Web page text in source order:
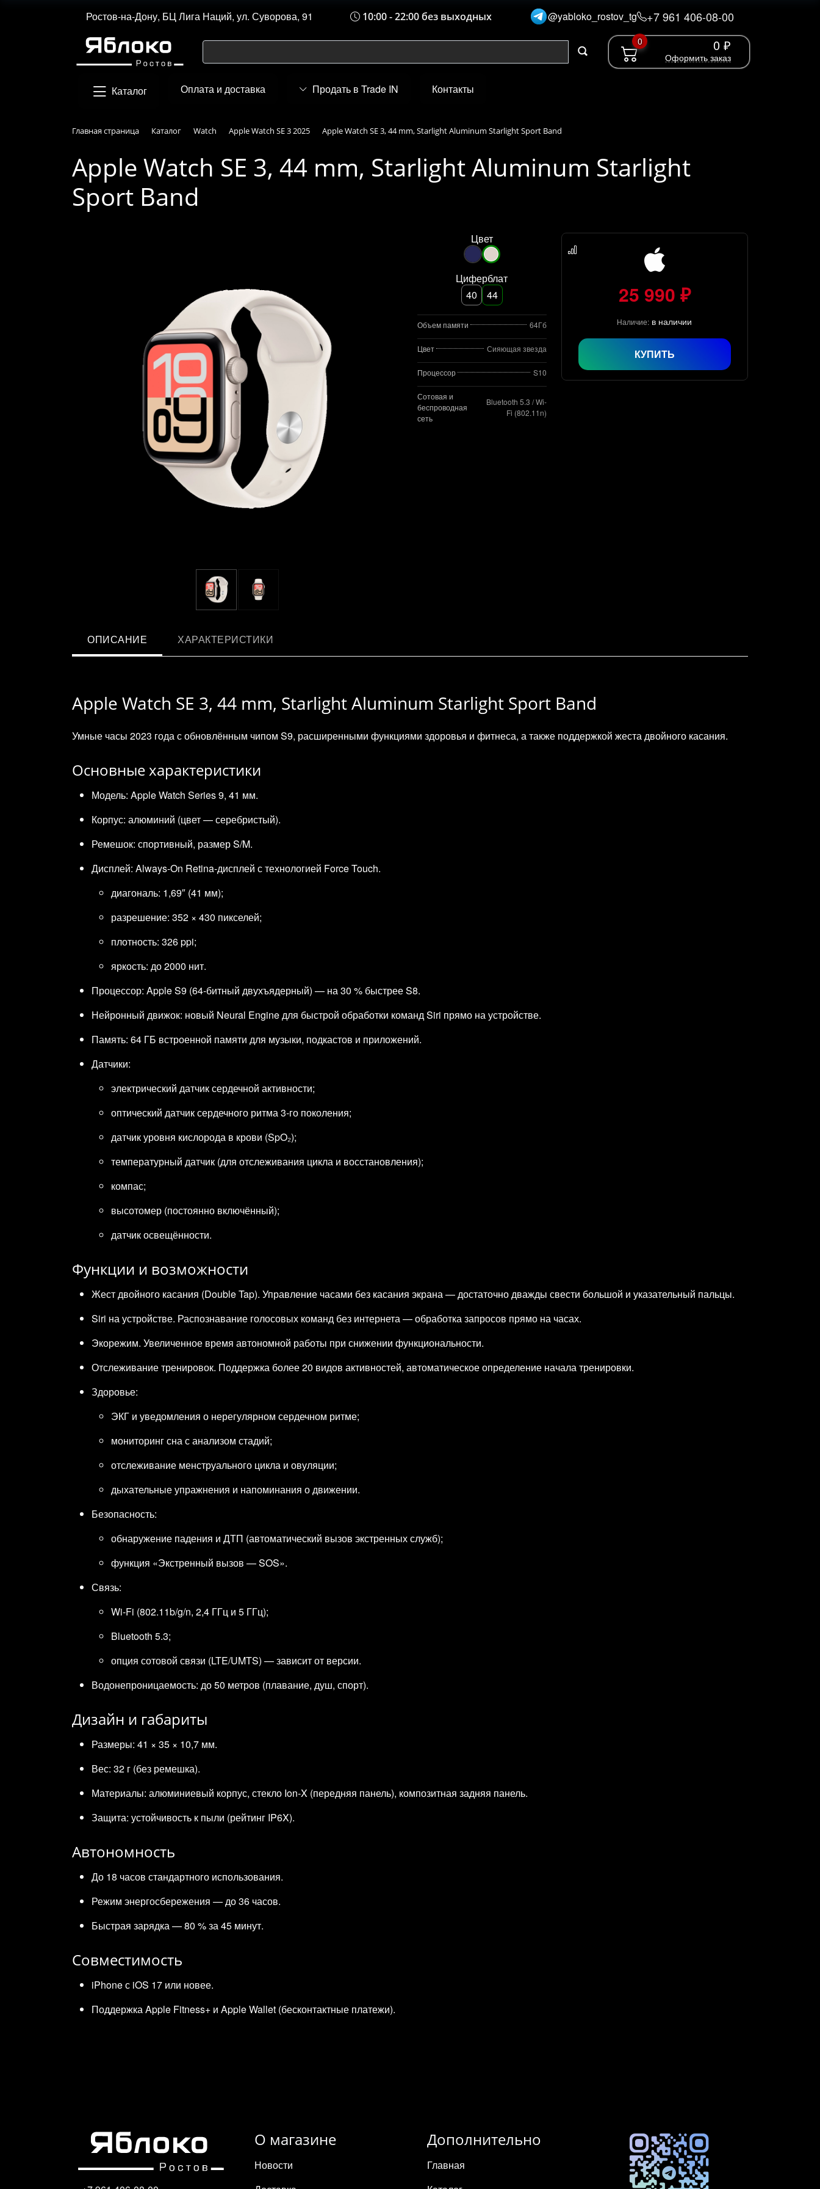
Ростов-на-Дону, БЦ Лига Наций, ул. Суворова, 91 10:00 - 22:00 без выходных @yabloko_rostov_tg +7 961 406-08-00
0 0 ₽
Оформить заказ
Каталог Оплата и доставка Продать в Trade IN Контакты
Главная страница Каталог Watch Apple Watch SE 3 2025 Apple Watch SE 3, 44 mm, Starlight Aluminum Starlight Sport Band
Apple Watch SE 3, 44 mm, Starlight Aluminum Starlight
Sport Band
Цвет
Циферблат
40
44
Объем памяти 64Гб
Цвет Сияющая звезда
Процессор S10
Сотовая и
беспроводная
сеть
Bluetooth 5.3 / Wi-
Fi (802.11n)
25 990 ₽
Наличие: в наличии
КУПИТЬ
ОПИСАНИЕ ХАРАКТЕРИСТИКИ
Apple Watch SE 3, 44 mm, Starlight Aluminum Starlight Sport Band
Умные часы 2023 года с обновлённым чипом S9, расширенными функциями здоровья и фитнеса, а также поддержкой жеста двойного касания.
Основные характеристики
Модель: Apple Watch Series 9, 41 мм.
Корпус: алюминий (цвет — серебристый).
Ремешок: спортивный, размер S/M.
Дисплей: Always‑On Retina‑дисплей с технологией Force Touch.
диагональ: 1,69″ (41 мм);
разрешение: 352 × 430 пикселей;
плотность: 326 ppi;
яркость: до 2000 нит.
Процессор: Apple S9 (64‑битный двухъядерный) — на 30 % быстрее S8.
Нейронный движок: новый Neural Engine для быстрой обработки команд Siri прямо на устройстве.
Память: 64 ГБ встроенной памяти для музыки, подкастов и приложений.
Датчики:
электрический датчик сердечной активности;
оптический датчик сердечного ритма 3‑го поколения;
датчик уровня кислорода в крови (SpO₂);
температурный датчик (для отслеживания цикла и восстановления);
компас;
высотомер (постоянно включённый);
датчик освещённости.
Функции и возможности
Жест двойного касания (Double Tap). Управление часами без касания экрана — достаточно дважды свести большой и указательный пальцы.
Siri на устройстве. Распознавание голосовых команд без интернета — обработка запросов прямо на часах.
Экорежим. Увеличенное время автономной работы при снижении функциональности.
Отслеживание тренировок. Поддержка более 20 видов активностей, автоматическое определение начала тренировки.
Здоровье:
ЭКГ и уведомления о нерегулярном сердечном ритме;
мониторинг сна с анализом стадий;
отслеживание менструального цикла и овуляции;
дыхательные упражнения и напоминания о движении.
Безопасность:
обнаружение падения и ДТП (автоматический вызов экстренных служб);
функция «Экстренный вызов — SOS».
Связь:
Wi‑Fi (802.11b/g/n, 2,4 ГГц и 5 ГГц);
Bluetooth 5.3;
опция сотовой связи (LTE/UMTS) — зависит от версии.
Водонепроницаемость: до 50 метров (плавание, душ, спорт).
Дизайн и габариты
Размеры: 41 × 35 × 10,7 мм.
Вес: 32 г (без ремешка).
Материалы: алюминиевый корпус, стекло Ion‑X (передняя панель), композитная задняя панель.
Защита: устойчивость к пыли (рейтинг IP6X).
Автономность
До 18 часов стандартного использования.
Режим энергосбережения — до 36 часов.
Быстрая зарядка — 80 % за 45 минут.
Совместимость
iPhone с iOS 17 или новее.
Поддержка Apple Fitness+ и Apple Wallet (бесконтактные платежи).
О магазине
Новости
Дополнительно
Главная